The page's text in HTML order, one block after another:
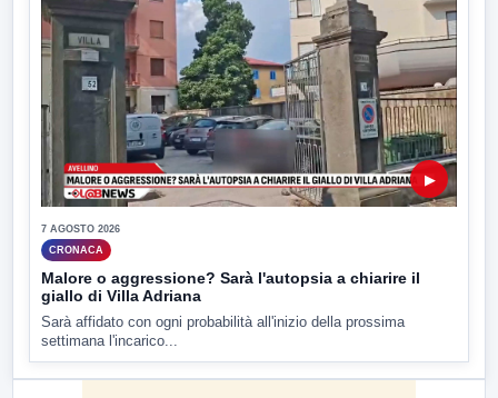
▶
7 AGOSTO 2026
CRONACA
Malore o aggressione? Sarà l'autopsia a chiarire il
giallo di Villa Adriana
Sarà affidato con ogni probabilità all'inizio della prossima
settimana l'incarico...